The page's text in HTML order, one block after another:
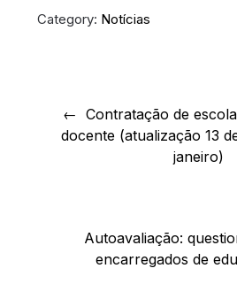
Category: Notícias
artigos
Contratação de
docente (atualização 13
janeiro)
Autoavaliação:
encarregados de